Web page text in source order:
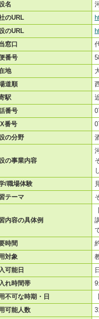
名
のURL
のURL
窓口
番号
地
道順
駅
番号
番号
の分野
の事業内容
/職場体験
テーマ
内容の具体例
時間
対象
可能日
れ時間帯
不可な時期・日
可能人数